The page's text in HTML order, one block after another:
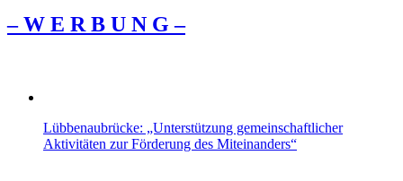
– W Ε R Β U Ν G –
Lübbenaubrücke: „Unterstützung gemeinschaftlicher
Aktivitäten zur Förderung des Miteinanders“